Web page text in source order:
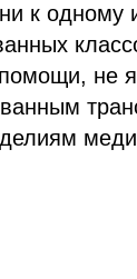
к одному
не